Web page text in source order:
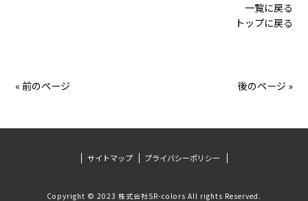
一覧に戻る
トップに戻る
« 前のページ 後のページ »
サイトマップ プライバシーポリシー
Copyright © 2023 株式会社SR-colors All rights Reserved.